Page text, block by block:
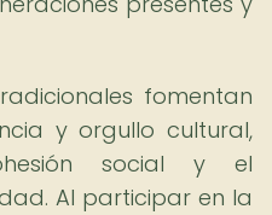
fomentan
y orgullo cultural,
social y el
Al participar en la